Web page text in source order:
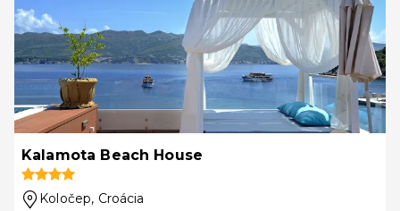
Kalamota Beach House
Koločep, Croácia